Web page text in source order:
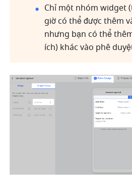
Chỉ một nhóm widget
giờ có thể được thêm
nhưng bạn có thể
ích) khác vào phê